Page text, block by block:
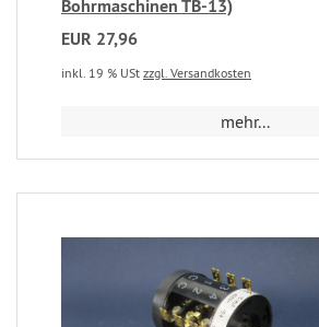
Bohrmaschinen TB-13)
EUR 27,96
inkl. 19 % USt zzgl. Versandkosten
mehr...